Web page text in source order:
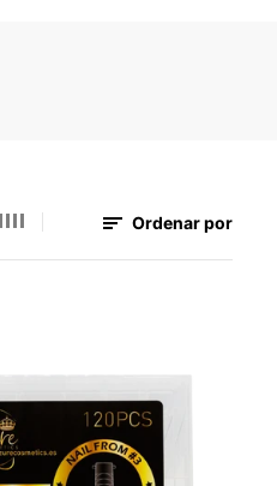
Ordenar por